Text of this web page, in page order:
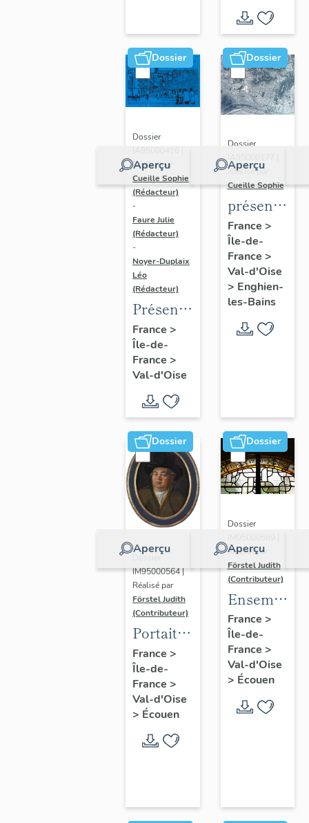
Dossier
Aperçu
Dossier
Réalisé par
Cueille Sophie
(Rédacteur)
-
Faure Julie
(Rédacteur)
-
Noyer-Duplaix
Léo
(Rédacteur)
Présentation
de
l'étude
du
de
l'agglomération
de
Cergy-
Pontoise
France >
Île-de-
France >
Val-d'Oise
Dossier
Aperçu
Dossier
Réalisé par
Cueille Sophie
de
l'étude
du
patrimoine
d'Enghien-
Les-
Bains
France >
Île-de-
France >
Val-d'Oise
> Enghien-
les-Bains
Dossier
Aperçu
Dossier
IM95000564 |
Réalisé par
Förstel Judith
(Contributeur)
Portait
d'homme
en
médaillon
ovale.
France >
Île-de-
France >
Val-d'Oise
> Écouen
Dossier
Aperçu
Dossier
Réalisé par
Förstel Judith
(Contributeur)
Ensemble
des
verrières
du
XVIIIe
siècle
France >
Île-de-
France >
Val-d'Oise
> Écouen